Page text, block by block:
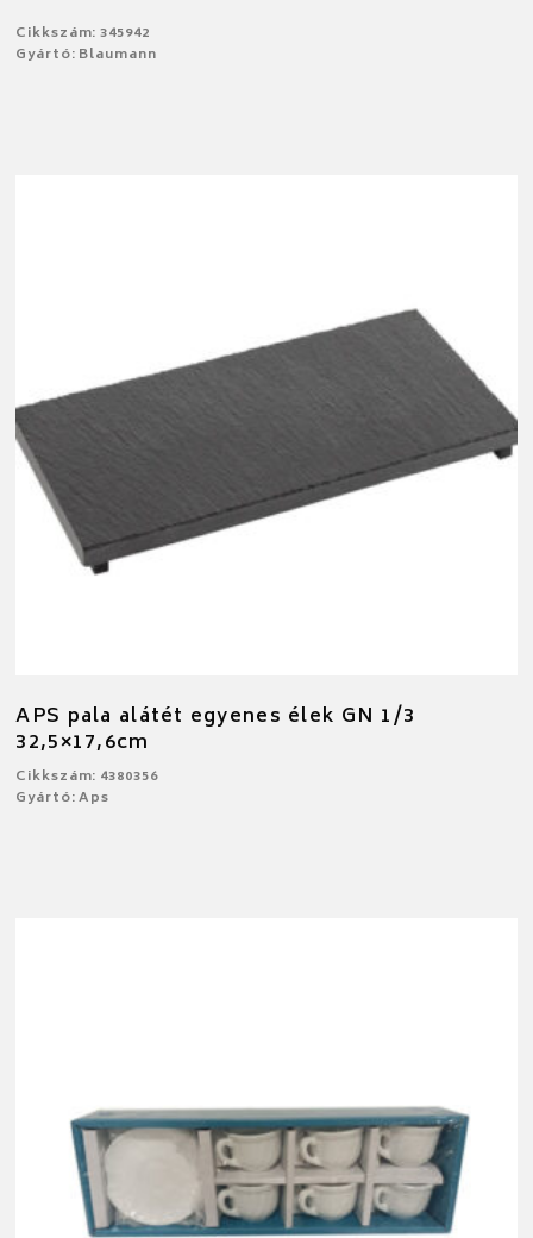
Cikkszám: 345942
Gyártó: Blaumann
APS pala alátét egyenes élek GN 1/3
32,5×17,6cm
Cikkszám: 4380356
Gyártó: Aps